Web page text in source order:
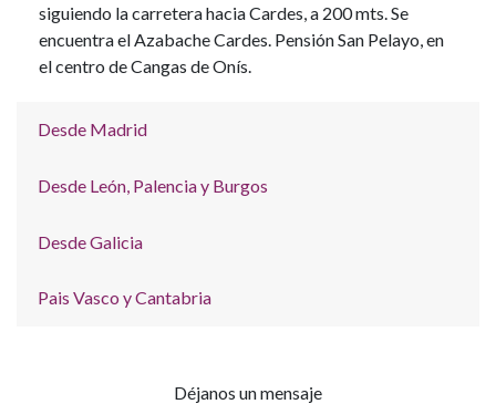
siguiendo la carretera hacia Cardes, a 200 mts. Se
encuentra el Azabache Cardes. Pensión San Pelayo, en
el centro de Cangas de Onís.
Desde Madrid
Desde León, Palencia y Burgos
Desde Galicia
Pais Vasco y Cantabria
Déjanos un mensaje